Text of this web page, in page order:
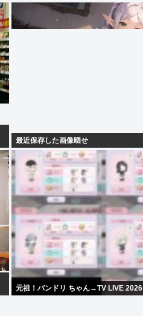
最近保存した画像晒せ
元祖！バンドリ ちゃん→TV LIVE 2026